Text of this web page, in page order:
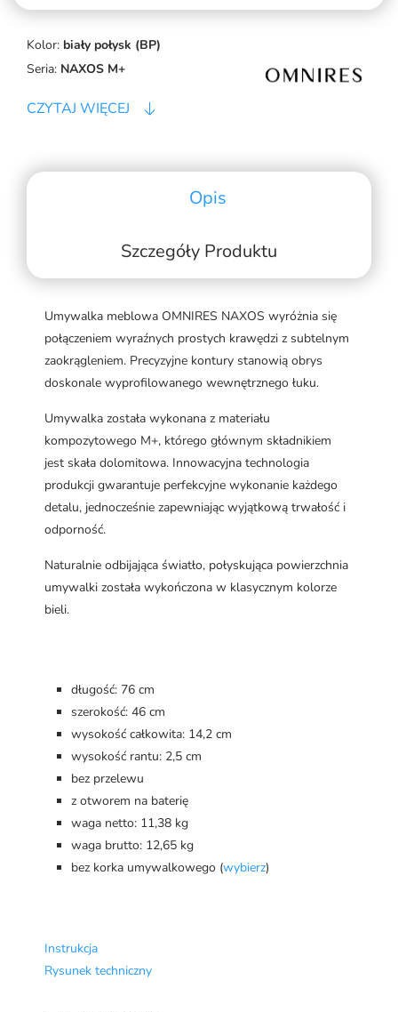
Kolor: biały połysk (BP)
Seria: NAXOS M+
CZYTAJ WIĘCEJ
Opis
Szczegóły Produktu
Umywalka meblowa OMNIRES NAXOS wyróżnia się
połączeniem wyraźnych prostych krawędzi z subtelnym
zaokrągleniem. Precyzyjne kontury stanowią obrys
doskonale wyprofilowanego wewnętrznego łuku.
Umywalka została wykonana z materiału
kompozytowego M+, którego głównym składnikiem
jest skała dolomitowa. Innowacyjna technologia
produkcji gwarantuje perfekcyjne wykonanie każdego
detalu, jednocześnie zapewniając wyjątkową trwałość i
odporność.
Naturalnie odbijająca światło, połyskująca powierzchnia
umywalki została wykończona w klasycznym kolorze
bieli.
długość: 76 cm
szerokość: 46 cm
wysokość całkowita: 14,2 cm
wysokość rantu: 2,5 cm
bez przelewu
z otworem na baterię
waga netto: 11,38 kg
waga brutto: 12,65 kg
bez korka umywalkowego (wybierz)
Instrukcja
Rysunek techniczny